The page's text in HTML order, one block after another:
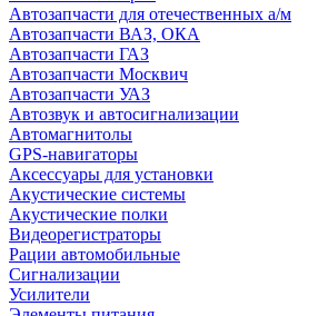
Автозапчасти для отечественных а/м
Автозапчасти ВАЗ, ОКА
Автозапчасти ГАЗ
Автозапчасти Москвич
Автозапчасти УАЗ
Автозвук и автосигнализации
Автомагнитолы
GPS-навигаторы
Аксессуары для установки
Акустические системы
Акустические полки
Видеорегистраторы
Рации автомобильные
Сигнализации
Усилители